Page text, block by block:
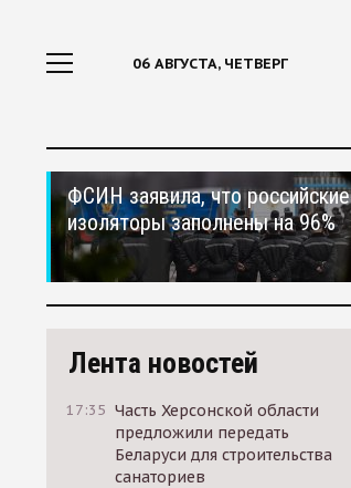
06 АВГУСТА, ЧЕТВЕРГ
ФСИН заявила, что российские
изоляторы заполнены на 96%
Лента новостей
17:35 Часть Херсонской области
предложили передать
Беларуси для строительства
санаториев